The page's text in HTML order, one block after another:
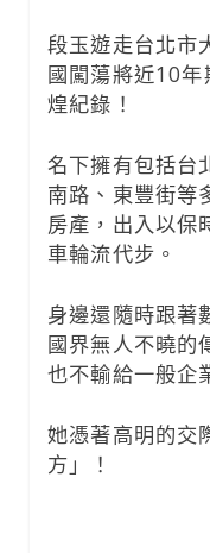
段玉遊走台北市
國闖蕩將近10
煌紀錄！
名下擁有包括台
南路、東豐街等
房產，出入以保
車輪流代步。
身邊還隨時跟著
國界無人不曉的
也不輸給一般企
她憑著高明的交
方」！